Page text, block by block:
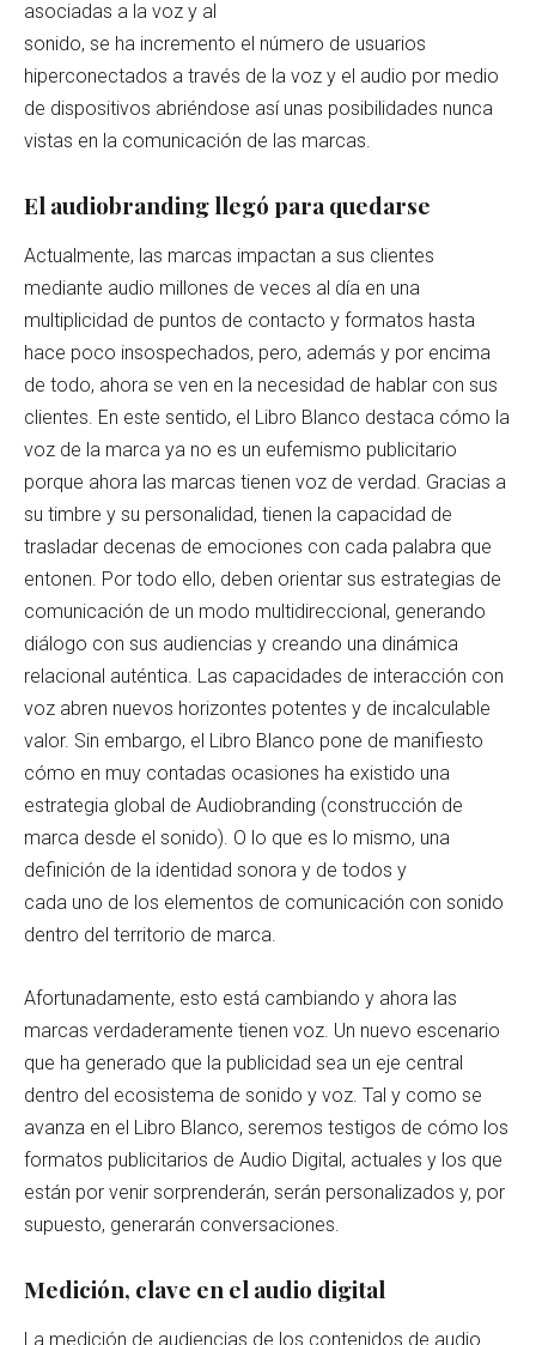
asociadas a la voz y al
sonido, se ha incremento el número de usuarios
hiperconectados a través de la voz y el audio por medio
de dispositivos abriéndose así unas posibilidades nunca
vistas en la comunicación de las marcas.
El audiobranding llegó para quedarse
Actualmente, las marcas impactan a sus clientes
mediante audio millones de veces al día en una
multiplicidad de puntos de contacto y formatos hasta
hace poco insospechados, pero, además y por encima
de todo, ahora se ven en la necesidad de hablar con sus
clientes. En este sentido, el Libro Blanco destaca cómo la
voz de la marca ya no es un eufemismo publicitario
porque ahora las marcas tienen voz de verdad. Gracias a
su timbre y su personalidad, tienen la capacidad de
trasladar decenas de emociones con cada palabra que
entonen. Por todo ello, deben orientar sus estrategias de
comunicación de un modo multidireccional, generando
diálogo con sus audiencias y creando una dinámica
relacional auténtica. Las capacidades de interacción con
voz abren nuevos horizontes potentes y de incalculable
valor. Sin embargo, el Libro Blanco pone de manifiesto
cómo en muy contadas ocasiones ha existido una
estrategia global de Audiobranding (construcción de
marca desde el sonido). O lo que es lo mismo, una
definición de la identidad sonora y de todos y
cada uno de los elementos de comunicación con sonido
dentro del territorio de marca.
Afortunadamente, esto está cambiando y ahora las
marcas verdaderamente tienen voz. Un nuevo escenario
que ha generado que la publicidad sea un eje central
dentro del ecosistema de sonido y voz. Tal y como se
avanza en el Libro Blanco, seremos testigos de cómo los
formatos publicitarios de Audio Digital, actuales y los que
están por venir sorprenderán, serán personalizados y, por
supuesto, generarán conversaciones.
Medición, clave en el audio digital
La medición de audiencias de los contenidos de audio